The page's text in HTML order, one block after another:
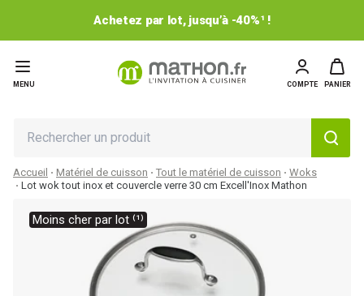
Achetez par lot, jusqu’à -40%¹ !
MENU COMPTE PANIER
Accueil Matériel de cuisson Tout le matériel de cuisson
Woks
Lot wok tout inox et couvercle verre 30 cm Excell'Inox Mathon
Moins cher par lot ⁽¹⁾